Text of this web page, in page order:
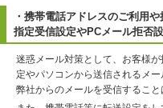
・携帯電話アドレスのご利用
指定受信設定やPCメール拒否
迷惑メール対策として、お客様
定やパソコンから送信されるメ
弊社からのメールを受信すること